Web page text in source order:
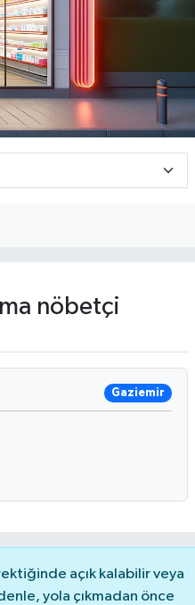
nöbetçi
Gaziemir
açık kalabilir veya
yola çıkmadan önce